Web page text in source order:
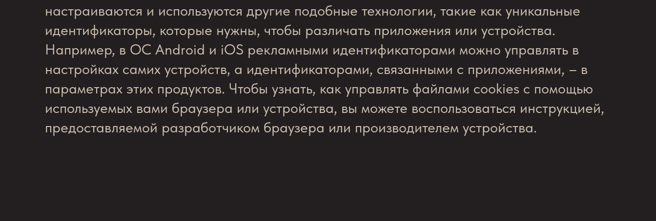
настраиваются и используются другие подобные технологии, такие как уникальные
идентификаторы, которые нужны, чтобы различать приложения или устройства.
Например, в ОС Android и iOS рекламными идентификаторами можно управлять в
настройках самих устройств, а идентификаторами, связанными с приложениями, – в
параметрах этих продуктов. Чтобы узнать, как управлять файлами cookies с помощью
используемых вами браузера или устройства, вы можете воспользоваться инструкцией,
предоставляемой разработчиком браузера или производителем устройства.